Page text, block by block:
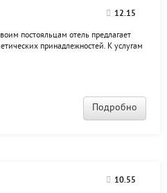
12.15
постояльцам отель предлагает
принадлежностей. К услугам
Подробно
10.55